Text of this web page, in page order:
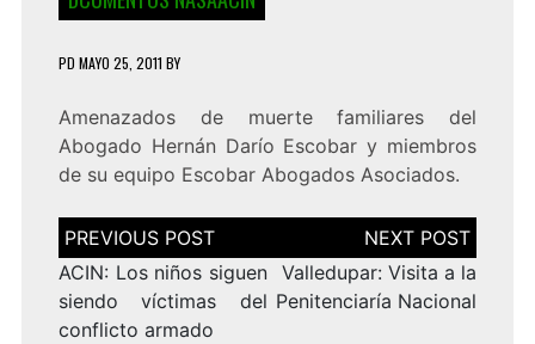
PD MAYO 25, 2011 BY
Amenazados de muerte familiares del
Abogado Hernán Darío Escobar y miembros
de su equipo Escobar Abogados Asociados.
Navegación
de
entradas
ACIN: Los niños siguen
siendo víctimas del
conflicto armado
Valledupar: Visita a la
Penitenciaría Nacional